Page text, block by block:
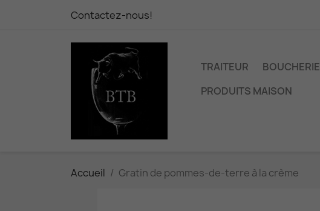
Contactez-nous!
TRAITEUR BOUCHERIE
PRODUITS MAISON
Accueil Gratin de pommes-de-terre à la crème